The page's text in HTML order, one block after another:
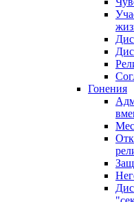
Гонения